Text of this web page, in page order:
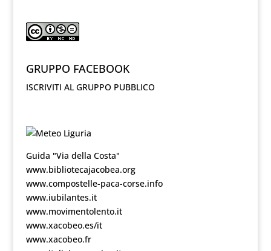
GRUPPO FACEBOOK
ISCRIVITI AL GRUPPO PUBBLICO
Guida "Via della Costa"
www.bibliotecajacobea.org
www.compostelle-paca-corse.info
www.iubilantes.it
www.movimentolento.it
www.xacobeo.es/it
www.xacobeo.fr